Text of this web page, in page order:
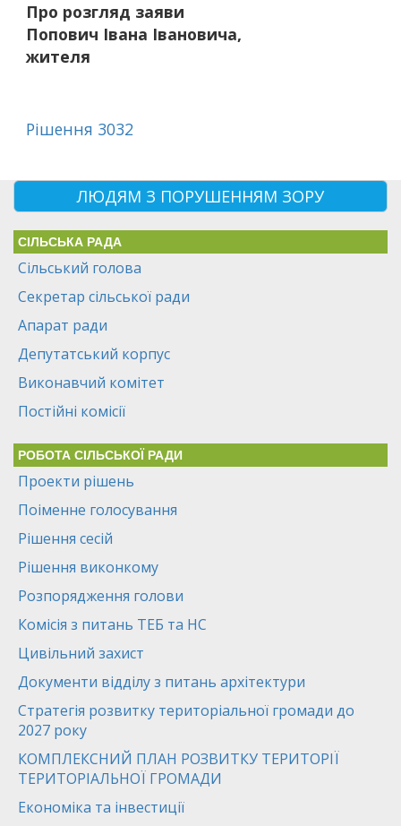
Про розгляд заяви
Попович Івана Івановича,
жителя
Рішення 3032
ЛЮДЯМ З ПОРУШЕННЯМ ЗОРУ
СІЛЬСЬКА РАДА
Сільський голова
Секретар сільської ради
Апарат ради
Депутатський корпус
Виконавчий комітет
Постійні комісії
РОБОТА СІЛЬСЬКОЇ РАДИ
Проекти рішень
Поіменне голосування
Рішення сесій
Рішення виконкому
Розпорядження голови
Комісія з питань ТЕБ та НС
Цивільний захист
Документи відділу з питань архітектури
Стратегія розвитку територіальної громади до
2027 року
КОМПЛЕКСНИЙ ПЛАН РОЗВИТКУ ТЕРИТОРІЇ
ТЕРИТОРІАЛЬНОЇ ГРОМАДИ
Економіка та інвестиції